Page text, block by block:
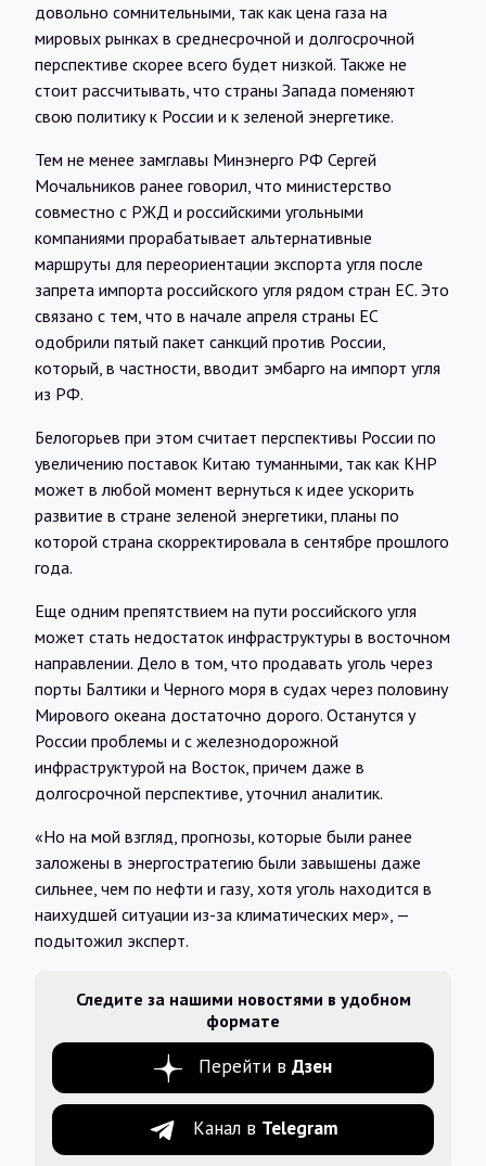
довольно сомнительными, так как цена газа на
мировых рынках в среднесрочной и долгосрочной
перспективе скорее всего будет низкой. Также не
стоит рассчитывать, что страны Запада поменяют
свою политику к России и к зеленой энергетике.
Тем не менее замглавы Минэнерго РФ Сергей
Мочальников ранее говорил, что министерство
совместно с РЖД и российскими угольными
компаниями прорабатывает альтернативные
маршруты для переориентации экспорта угля после
запрета импорта российского угля рядом стран ЕС. Это
связано с тем, что в начале апреля страны ЕС
одобрили пятый пакет санкций против России,
который, в частности, вводит эмбарго на импорт угля
из РФ.
Белогорьев при этом считает перспективы России по
увеличению поставок Китаю туманными, так как КНР
может в любой момент вернуться к идее ускорить
развитие в стране зеленой энергетики, планы по
которой страна скорректировала в сентябре прошлого
года.
Еще одним препятствием на пути российского угля
может стать недостаток инфраструктуры в восточном
направлении. Дело в том, что продавать уголь через
порты Балтики и Черного моря в судах через половину
Мирового океана достаточно дорого. Останутся у
России проблемы и с железнодорожной
инфраструктурой на Восток, причем даже в
долгосрочной перспективе, уточнил аналитик.
«Но на мой взгляд, прогнозы, которые были ранее
заложены в энергостратегию были завышены даже
сильнее, чем по нефти и газу, хотя уголь находится в
наихудшей ситуации из-за климатических мер», —
подытожил эксперт.
Следите за нашими новостями в удобном
формате
Перейти в Дзен
Канал в Telegram